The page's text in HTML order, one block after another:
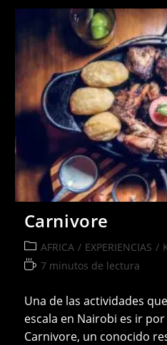
Carnivore
Categoría
de
AFRICA / EXPERIENCIAS /
Tiempo
lectura:
7 minutos de lectura
Una de las actividades
escala en Nairobi es ir
Carnivore, un conocido